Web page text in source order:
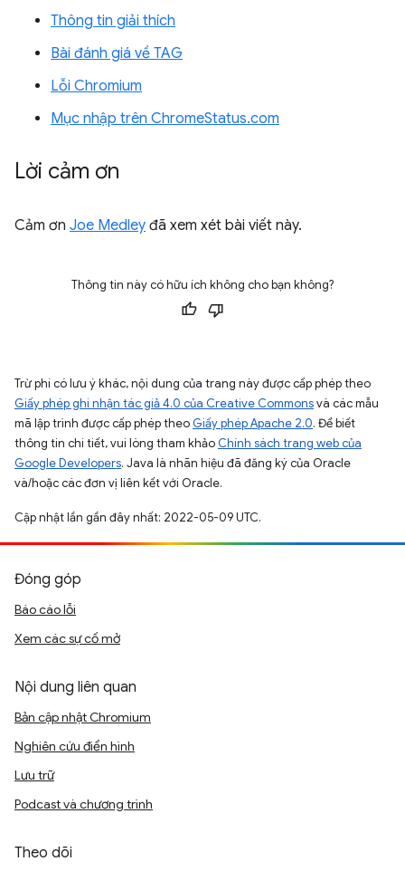
Thông tin giải thích
Bài đánh giá về TAG
Lỗi Chromium
Mục nhập trên ChromeStatus.com
Lời cảm ơn
Cảm ơn Joe Medley đã xem xét bài viết này.
Thông tin này có hữu ích không cho bạn không?
Trừ phi có lưu ý khác, nội dung của trang này được cấp phép theo
Giấy phép ghi nhận tác giả 4.0 của Creative Commonsvà các mẫu
mã lập trình được cấp phép theo Giấy phép Apache 2.0. Để biết
thông tin chi tiết, vui lòng tham khảo Chính sách trang web của
Google Developers. Java là nhãn hiệu đã đăng ký của Oracle
và/hoặc các đơn vị liên kết với Oracle.
Cập nhật lần gần đây nhất: 2022-05-09 UTC.
Đóng góp
Báo cáo lỗi
Xem các sự cố mở
Nội dung liên quan
Bản cập nhật Chromium
Nghiên cứu điển hình
Lưu trữ
Podcast và chương trình
Theo dõi